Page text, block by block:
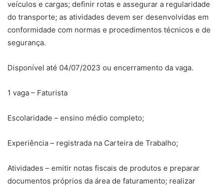
veículos e cargas; definir rotas e assegurar a regularidade
do transporte; as atividades devem ser desenvolvidas em
conformidade com normas e procedimentos técnicos e de
segurança.
Disponível até 04/07/2023 ou encerramento da vaga.
1 vaga – Faturista
Escolaridade – ensino médio completo;
Experiência – registrada na Carteira de Trabalho;
Atividades – emitir notas fiscais de produtos e preparar
documentos próprios da área de faturamento; realizar